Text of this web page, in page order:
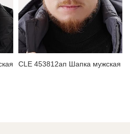
CLE 453812ап Шапка мужская